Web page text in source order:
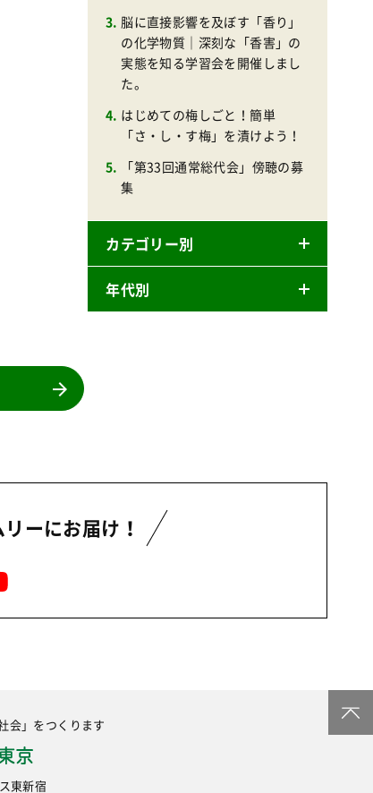
脳に直接影響を及ぼす「香り」
の化学物質｜深刻な「香害」の
実態を知る学習会を開催しまし
た。
はじめての梅しごと！簡単
「さ・し・す梅」を漬けよう！
「第33回通常総代会」傍聴の募
集
カテゴリー別
ニュースリリース
組合員活動
平和と国際連帯
くらし
年代別
2020年
ーにお届け！
社会」をつくります
東新宿